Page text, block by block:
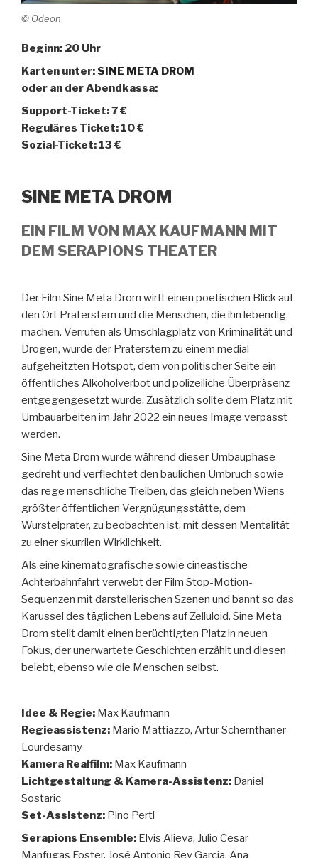
© Odeon
Beginn: 20 Uhr
Karten unter: SINE META DROM
oder an der Abendkassa:
Support-Ticket: 7 €
Reguläres Ticket: 10 €
Sozial-Ticket: 13 €
SINE META DROM
EIN FILM VON MAX KAUFMANN MIT
DEM SERAPIONS THEATER
Der Film Sine Meta Drom wirft einen poetischen Blick auf
den Ort Praterstern und die Menschen, die ihn lebendig
machen. Verrufen als Umschlagplatz von Kriminalität und
Drogen, wurde der Praterstern zu einem medial
aufgeheitzten Hotspot, dem von politischer Seite ein
öffentliches Alkoholverbot und polizeiliche Überpräsenz
entgegengesetzt wurde. Zusätzlich sollte dem Platz mit
Umbauarbeiten im Jahr 2022 ein neues Image verpasst
werden.
Sine Meta Drom wurde während dieser Umbauphase
gedreht und verflechtet den baulichen Umbruch sowie
das rege menschliche Treiben, das gleich neben Wiens
größter öffentlichen Vergnügungsstätte, dem
Wurstelprater, zu beobachten ist, mit dessen Mentalität
zu einer skurrilen Wirklichkeit.
Als eine kinematografische sowie cineastische
Achterbahnfahrt verwebt der Film Stop-Motion-
Sequenzen mit darstellerischen Szenen und bannt so das
Karussel des täglichen Lebens auf Zelluloid. Sine Meta
Drom stellt damit einen berüchtigten Platz in neuen
Fokus, der unerwartete Geschichten erzählt und diesen
belebt, ebenso wie die Menschen selbst.
Idee & Regie: Max Kaufmann
Regieassistenz: Mario Mattiazzo, Artur Schernthaner-
Lourdesamy
Kamera Realfilm: Max Kaufmann
Lichtgestaltung & Kamera-Assistenz: Daniel
Sostaric
Set-Assistenz: Pino Pertl
Serapions Ensemble: Elvis Alieva, Julio Cesar
Manfugas Foster, José Antonio Rey Garcia, Ana